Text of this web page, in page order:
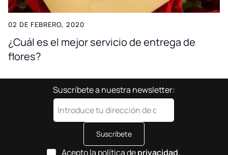
02 DE FEBRERO, 2020
¿Cuál es el mejor servicio de entrega de
flores?
Suscríbete a nuestra newsletter:
Suscríbete
Acepto la política deprivacidad.